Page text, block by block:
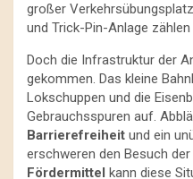
großer
und Trick-Pin-Anlage
Doch die Infrastruktur der
gekommen. Das kleine
Lokschuppen und die
Gebrauchsspuren auf.
Barrierefreiheit und ein
erschweren den Besuch
Fördermittel kann diese